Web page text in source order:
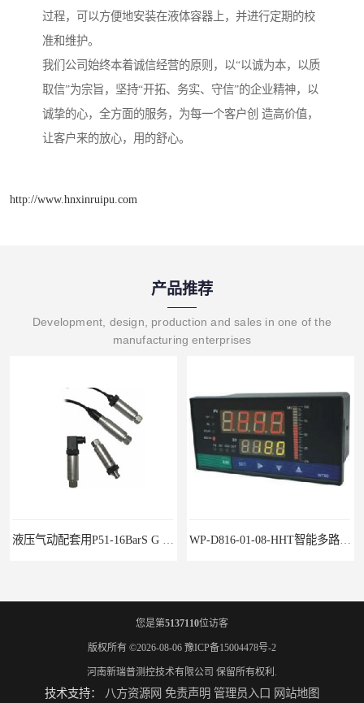
过程，可以方便地安装在液体容器上，并进行定期的校
准和维护。
我们公司始终本着诚信经营的原则，以“以诚为本，以质
取信”为宗旨，坚持“开拓、务实、守信”的企业精神，以
诚挚的心，全方面的服务，为每一个客户创 造高价值，
让客户来的放心，用的舒心。
http://www.hnxinruipu.com
产品推荐
Development, design, production and sales in one of the
manufacturing enterprises
您是第5137110位访客
版权所有 ©2026-08-06 豫ICP备15004478号-2
河南新瑞普测控技术有限公司 保留所有权利.
技术支持： 八方资源网 免责声明 管理员入口 网站地图